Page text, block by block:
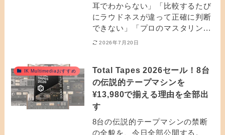
耳でわからない」「比較するたび
にラウドネスが違って正確に判断
できない」「プロのマスタリン...
2026年7月20日
IK Multimediaおすすめ
Total Tapes 2026セール！8台
の伝説的テープマシンを
¥13,980で揃える理由を全部出
す
8台の伝説的テープマシンの禁断
の全貌を、今日全部公開する。